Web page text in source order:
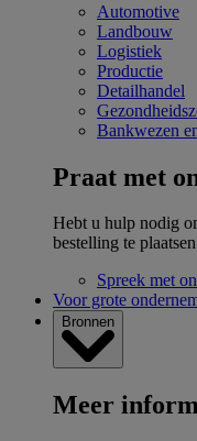
Automotive
Landbouw
Logistiek
Productie
Detailhandel
Bankwezen
Praat met
Hebt u hulp nodig
bestelling te
Spreek met
Voor grote
Bronnen
Meer